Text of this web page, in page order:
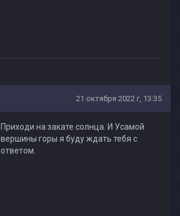
21 октября 2022 г, 13:35
Приходи на закате солнца. И Усамой
вершины горы я буду ждать тебя с
ответом.